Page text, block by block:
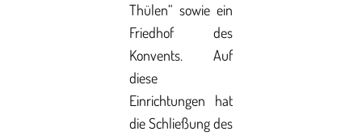
Thülen“ sowie ein
Friedhof des
Konvents. Auf
diese
Einrichtungen hat
die Schließung des